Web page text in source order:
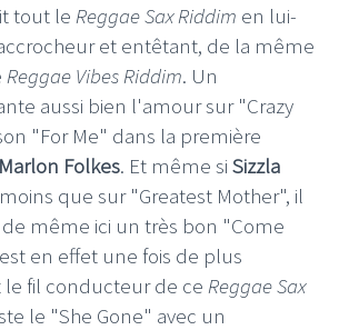
tout le Reggae Sax Riddim en lui-
et entêtant, de la même
Reggae Vibes Riddim. Un
aussi bien l'amour sur "Crazy
"For Me" dans la première
Marlon Folkes. Et même si Sizzla
que sur "Greatest Mother", il
même ici un très bon "Come
en effet une fois de plus
fil conducteur de ce Reggae Sax
le "She Gone" avec un